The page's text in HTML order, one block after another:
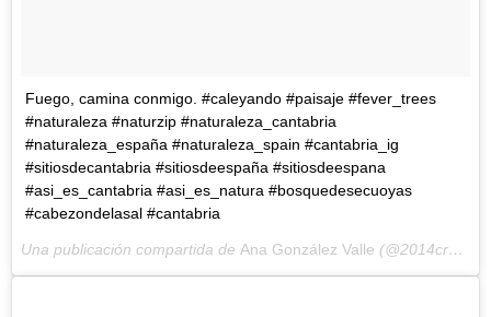
Fuego, camina conmigo. #caleyando #paisaje #fever_trees
#naturaleza #naturzip #naturaleza_cantabria
#naturaleza_españa #naturaleza_spain #cantabria_ig
#sitiosdecantabria #sitiosdeespaña #sitiosdeespana
#asi_es_cantabria #asi_es_natura #bosquedesecuoyas
#cabezondelasal #cantabria
Una publicación compartida de Ana González Valle (@2014cronopios) el